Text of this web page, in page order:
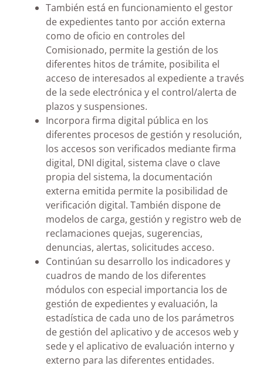
También está en funcionamiento el gestor
de expedientes tanto por acción externa
como de oficio en controles del
Comisionado, permite la gestión de los
diferentes hitos de trámite, posibilita el
acceso de interesados al expediente a través
de la sede electrónica y el control/alerta de
plazos y suspensiones.
Incorpora firma digital pública en los
diferentes procesos de gestión y resolución,
los accesos son verificados mediante firma
digital, DNI digital, sistema clave o clave
propia del sistema, la documentación
externa emitida permite la posibilidad de
verificación digital. También dispone de
modelos de carga, gestión y registro web de
reclamaciones quejas, sugerencias,
denuncias, alertas, solicitudes acceso.
Continúan su desarrollo los indicadores y
cuadros de mando de los diferentes
módulos con especial importancia los de
gestión de expedientes y evaluación, la
estadística de cada uno de los parámetros
de gestión del aplicativo y de accesos web y
sede y el aplicativo de evaluación interno y
externo para las diferentes entidades.